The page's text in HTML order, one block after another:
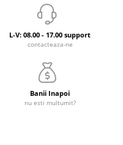
L-V: 08.00 - 17.00 support
contacteaza-ne
Banii Inapoi
nu esti multumit?